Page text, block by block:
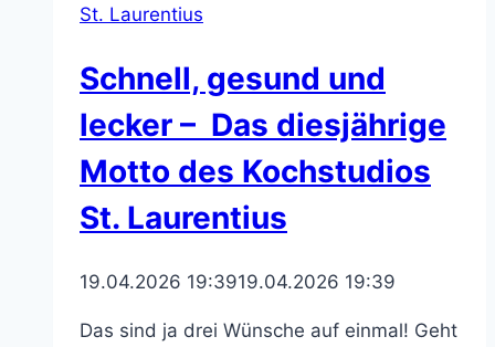
St. Laurentius
Schnell, gesund und
lecker – Das diesjährige
Motto des Kochstudios
St. Laurentius
19.04.2026 19:3919.04.2026 19:39
Das sind ja drei Wünsche auf einmal! Geht